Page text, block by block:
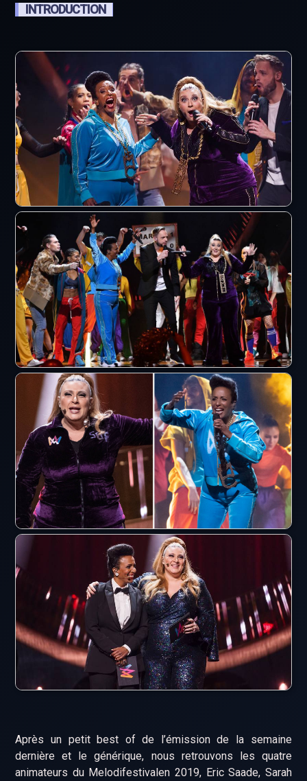
INTRODUCTION
Après un petit best of de l’émission de la semaine
dernière et le générique, nous retrouvons les quatre
animateurs du Melodifestivalen 2019, Eric Saade, Sarah